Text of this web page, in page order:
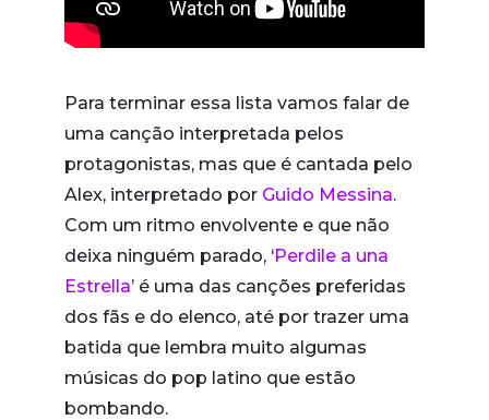
Para terminar essa lista vamos falar de
uma canção interpretada pelos
protagonistas, mas que é cantada pelo
Alex, interpretado por Guido Messina.
Com um ritmo envolvente e que não
deixa ninguém parado, ‘Perdile a una
Estrella’ é uma das canções preferidas
dos fãs e do elenco, até por trazer uma
batida que lembra muito algumas
músicas do pop latino que estão
bombando.